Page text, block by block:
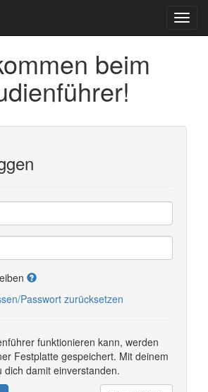
beim
Passwort zurücksetzen
funktionieren kann, werden
Festplatte gespeichert. Mit deinem
dich damit einverstanden.